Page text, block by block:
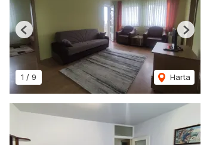
1 / 9 Harta
Previous Next